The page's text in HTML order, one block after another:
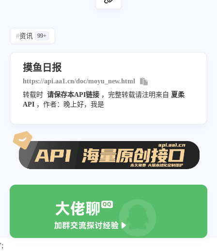
#资讯 99+
摸鱼日报
https://api.aa1.cn/doc/moyu_new.html
转载时 请保存本API链接 ，完整转载请注明来自 夏柔
API ，作者：晚上好，我是
';